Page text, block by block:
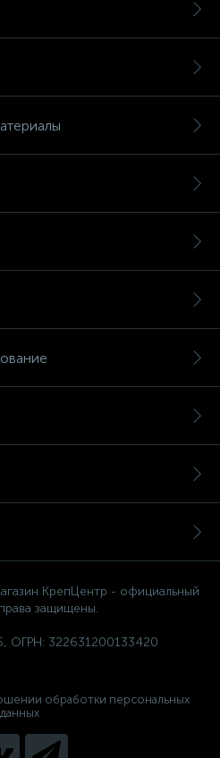
КрепЦентр - официальный
защищены.
ОГРН: 322631200133420
обработки персональных
данных